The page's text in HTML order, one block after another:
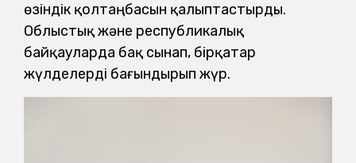
өзіндік қолтаңбасын қалыптастырды.
Облыстық және республикалық
байқауларда бақ сынап, бірқатар
жүлделерді бағындырып жүр.